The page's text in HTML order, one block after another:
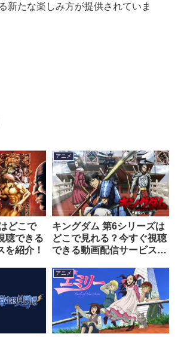
新たな楽しみ方が提供されていま
どこで
聴できる
を紹介！
アニメ
キングダム 第6シリーズは
どこで見れる？今すぐ視聴
できる動画配信サービスを
アニメ